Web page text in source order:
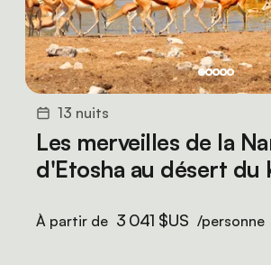
13 nuits
Les merveilles de la
d'Etosha au désert du
À partir de 3 041 $US /personne